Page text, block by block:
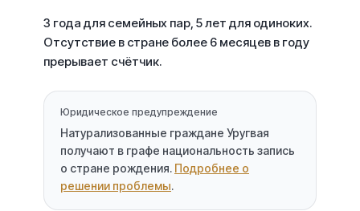
3 года для семейных пар, 5 лет для одиноких.
Отсутствие в стране более 6 месяцев в году
прерывает счётчик.
Юридическое предупреждение
Натурализованные граждане Уругвая
получают в графе национальность запись
о стране рождения. Подробнее о
решении проблемы.